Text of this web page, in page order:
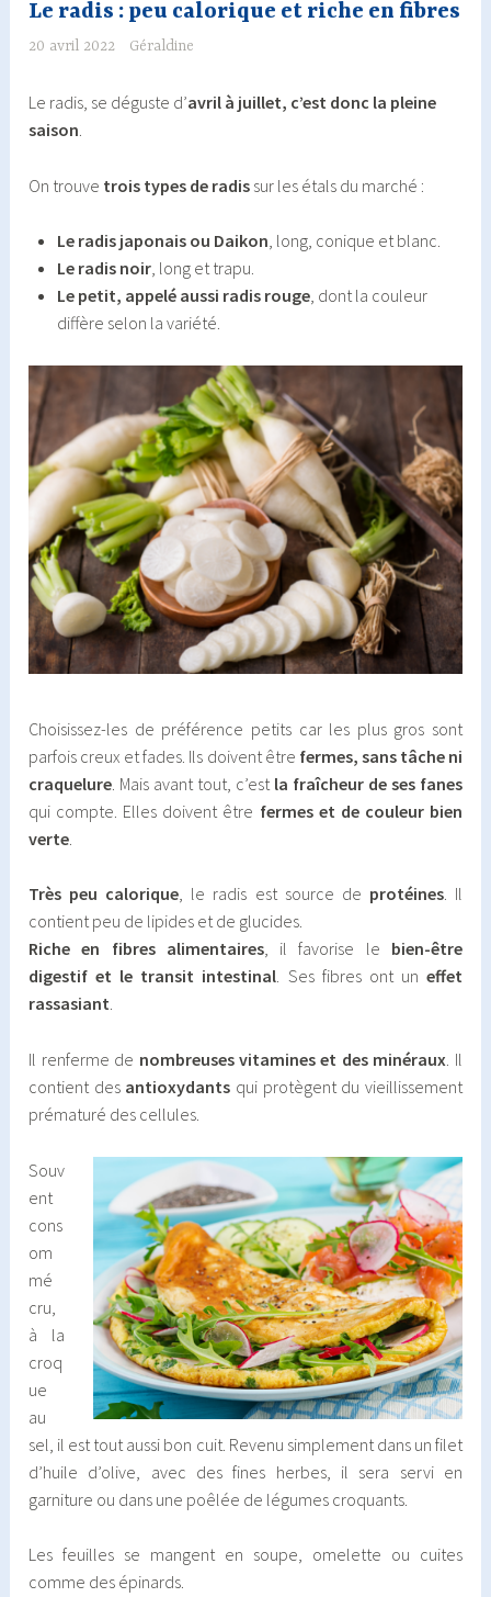
Le radis : peu calorique et riche en fibres
20 avril 2022 Géraldine
Le radis, se déguste d’avril à juillet, c’est donc la pleine
saison
On trouve trois types de radis sur les étals du marché :
Le radis japonais ou Daikon, long, conique et blanc.
Le radis noir, long et trapu.
Le petit, appelé aussi radis rouge, dont la couleur
diffère selon la variété.
Choisissez-les de préférence petits car les plus gros sont
parfois creux et fades. Ils doivent être fermes, sans tâche ni
craquelure . Mais avant tout, c’est la fraîcheur de ses fanes
qui compte. Elles doivent être fermes et de couleur bien
verte
Très peu calorique, le radis est source de protéines. Il
contient peu de lipides et de glucides.
Riche en fibres alimentaires, il favorise le bien-être
digestif et le transit intestinal. Ses fibres ont un effet
rassasiant.
Il renferme de nombreuses vitamines et des minéraux. Il
contient des antioxydants qui protègent du vieillissement
prématuré des cellules.
Souv
ent
cons
om
mé
cru,
à la
croq
ue
au
sel, il est tout aussi bon cuit. Revenu simplement dans un filet
d’huile d’olive, avec des fines herbes, il sera servi en
garniture ou dans une poêlée de légumes croquants.
Les feuilles se mangent en soupe, omelette ou cuites
comme des épinards.